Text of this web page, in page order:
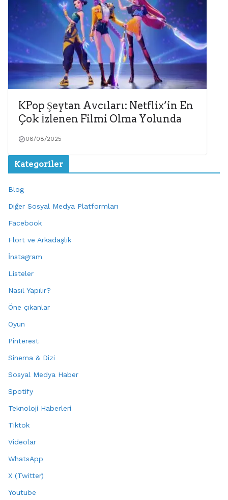
KPop Şeytan Avcıları: Netflix’in En
Çok İzlenen Filmi Olma Yolunda
08/08/2025
Kategoriler
Blog
Diğer Sosyal Medya Platformları
Facebook
Flört ve Arkadaşlık
İnstagram
Listeler
Nasıl Yapılır?
Öne çıkanlar
Oyun
Pinterest
Sinema & Dizi
Sosyal Medya Haber
Spotify
Teknoloji Haberleri
Tiktok
Videolar
WhatsApp
X (Twitter)
Youtube